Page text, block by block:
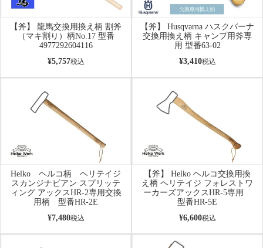
【斧】 龍馬交換用換え柄 割斧
（マキ割り）柄No.17 型番
4977292604116
¥5,757税込
【斧】 Husqvarna ハスクバーナ
交換用換え柄 キャンプ用斧専
用 型番63-02
¥3,410税込
Helko ヘルコ柄 ヘリテイジ
スカンジナビアン スプリッテ
ィング アックスHR-2専用交換
用柄 型番HR-2E
¥7,480税込
【斧】 Helko ヘルコ交換用換
え柄 ヘリテイジ フォレストワ
ーカーズアックスHR-5専用
型番HR-5E
¥6,600税込